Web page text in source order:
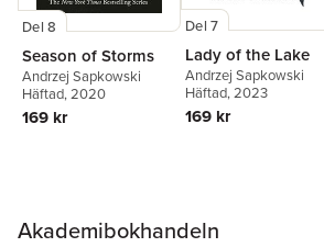
Del 8
Season of Storms
Andrzej Sapkowski
Häftad, 2020
169 kr
Del 7
Lady of the Lake
Andrzej Sapkowski
Häftad, 2023
169 kr
Akademibokhandeln